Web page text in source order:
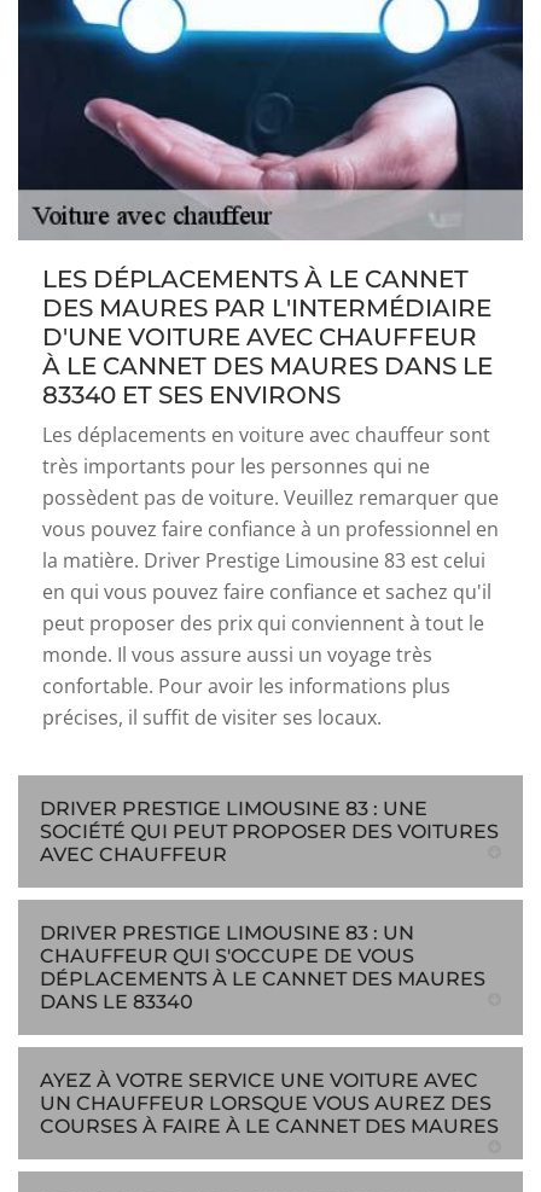
LES DÉPLACEMENTS À LE CANNET
DES MAURES PAR L'INTERMÉDIAIRE
D'UNE VOITURE AVEC CHAUFFEUR
À LE CANNET DES MAURES DANS LE
83340 ET SES ENVIRONS
Les déplacements en voiture avec chauffeur sont
très importants pour les personnes qui ne
possèdent pas de voiture. Veuillez remarquer que
vous pouvez faire confiance à un professionnel en
la matière. Driver Prestige Limousine 83 est celui
en qui vous pouvez faire confiance et sachez qu'il
peut proposer des prix qui conviennent à tout le
monde. Il vous assure aussi un voyage très
confortable. Pour avoir les informations plus
précises, il suffit de visiter ses locaux.
DRIVER PRESTIGE LIMOUSINE 83 : UNE
SOCIÉTÉ QUI PEUT PROPOSER DES VOITURES
AVEC CHAUFFEUR
DRIVER PRESTIGE LIMOUSINE 83 : UN
CHAUFFEUR QUI S'OCCUPE DE VOUS
DÉPLACEMENTS À LE CANNET DES MAURES
DANS LE 83340
AYEZ À VOTRE SERVICE UNE VOITURE AVEC
UN CHAUFFEUR LORSQUE VOUS AUREZ DES
COURSES À FAIRE À LE CANNET DES MAURES